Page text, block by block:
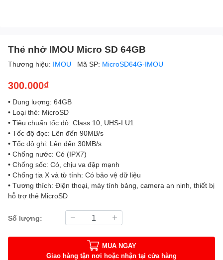
Thẻ nhớ IMOU Micro SD 64GB
Thương hiệu: IMOU Mã SP: MicroSD64G-IMOU
300.000₫
• Dung lượng: 64GB
• Loại thẻ: MicroSD
• Tiêu chuẩn tốc độ: Class 10, UHS-I U1
• Tốc độ đọc: Lên đến 90MB/s
• Tốc độ ghi: Lên đến 30MB/s
• Chống nước: Có (IPX7)
• Chống sốc: Có, chịu va đập mạnh
• Chống tia X và từ tính: Có bảo vệ dữ liệu
• Tương thích: Điện thoại, máy tính bảng, camera an ninh, thiết bị
hỗ trợ thẻ MicroSD
Số lượng:
MUA NGAY
Giao hàng tận nơi hoặc nhận tại cửa hàng